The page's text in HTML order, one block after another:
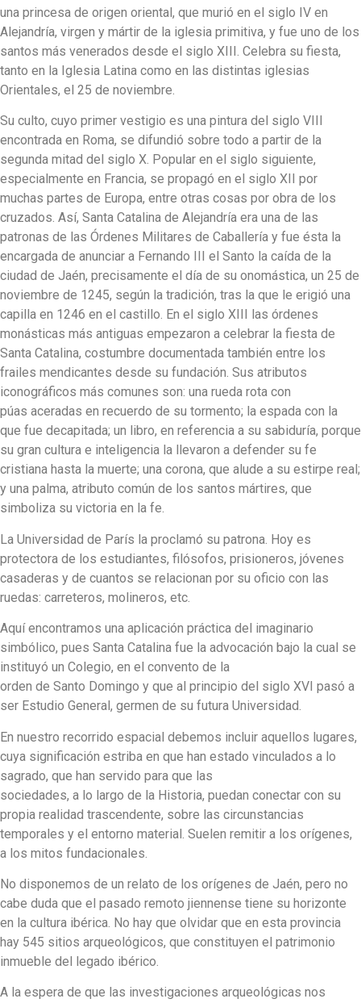
una princesa de origen oriental, que murió en el siglo IV en
Alejandría, virgen y mártir de la iglesia primitiva, y fue uno de los
santos más venerados desde el siglo XIII. Celebra su fiesta,
tanto en la Iglesia Latina como en las distintas iglesias
Orientales, el 25 de noviembre.
Su culto, cuyo primer vestigio es una pintura del siglo VIII
encontrada en Roma, se difundió sobre todo a partir de la
segunda mitad del siglo X. Popular en el siglo siguiente,
especialmente en Francia, se propagó en el siglo XII por
muchas partes de Europa, entre otras cosas por obra de los
cruzados. Así, Santa Catalina de Alejandría era una de las
patronas de las Órdenes Militares de Caballería y fue ésta la
encargada de anunciar a Fernando III el Santo la caída de la
ciudad de Jaén, precisamente el día de su onomástica, un 25 de
noviembre de 1245, según la tradición, tras la que le erigió una
capilla en 1246 en el castillo. En el siglo XIII las órdenes
monásticas más antiguas empezaron a celebrar la fiesta de
Santa Catalina, costumbre documentada también entre los
frailes mendicantes desde su fundación. Sus atributos
iconográficos más comunes son: una rueda rota con
púas aceradas en recuerdo de su tormento; la espada con la
que fue decapitada; un libro, en referencia a su sabiduría, porque
su gran cultura e inteligencia la llevaron a defender su fe
cristiana hasta la muerte; una corona, que alude a su estirpe real;
y una palma, atributo común de los santos mártires, que
simboliza su victoria en la fe.
La Universidad de París la proclamó su patrona. Hoy es
protectora de los estudiantes, filósofos, prisioneros, jóvenes
casaderas y de cuantos se relacionan por su oficio con las
ruedas: carreteros, molineros, etc.
Aquí encontramos una aplicación práctica del imaginario
simbólico, pues Santa Catalina fue la advocación bajo la cual se
instituyó un Colegio, en el convento de la
orden de Santo Domingo y que al principio del siglo XVI pasó a
ser Estudio General, germen de su futura Universidad.
En nuestro recorrido espacial debemos incluir aquellos lugares,
cuya significación estriba en que han estado vinculados a lo
sagrado, que han servido para que las
sociedades, a lo largo de la Historia, puedan conectar con su
propia realidad trascendente, sobre las circunstancias
temporales y el entorno material. Suelen remitir a los orígenes,
a los mitos fundacionales.
No disponemos de un relato de los orígenes de Jaén, pero no
cabe duda que el pasado remoto jiennense tiene su horizonte
en la cultura ibérica. No hay que olvidar que en esta provincia
hay 545 sitios arqueológicos, que constituyen el patrimonio
inmueble del legado ibérico.
A la espera de que las investigaciones arqueológicas nos